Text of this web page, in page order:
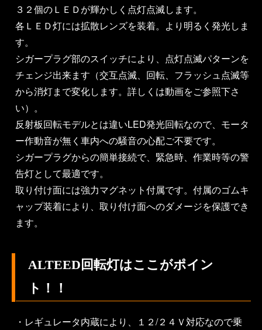
３２個のＬＥＤが輝かしく点灯点滅します。
各ＬＥＤ灯には拡散レンズを装着。より明るく発光しま
す。
シガープラグ部のスイッチにより、点灯点滅パターンを
チェンジ出来ます（交互点滅、回転、フラッシュ点滅等
から消灯まで変化します。詳しくは動画をご参照下さ
い）。
反射板回転モデルとは違いLED発光回転なので、モータ
ー作動音が無く車内への騒音の心配ご不要です。
シガープラグからの簡単接続で、緊急時、作業時等の警
告灯として最適です。
取り付け面には強力マグネット付属です。付属のゴムキ
ャップ装着により、取り付け面へのダメージを保護でき
ます。
ALTEED回転灯はここがポイン
ト！！
・レギュレータ内蔵により、１２/２４Ｖ対応なので乗